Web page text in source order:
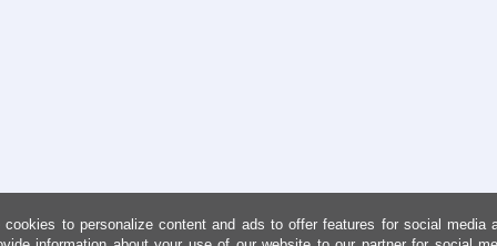
cookies to personalize content and ads to offer features for social media